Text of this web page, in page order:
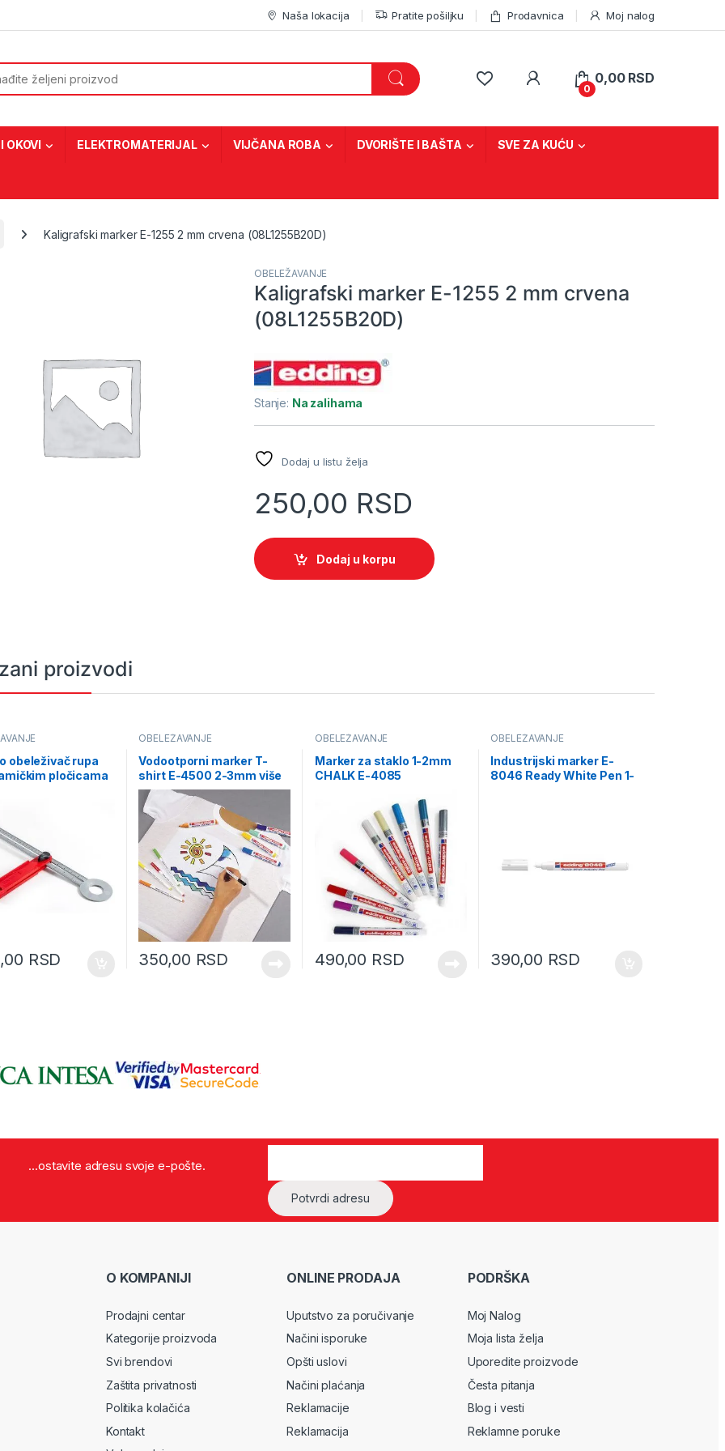
Naša lokacija Pratite pošiljku Prodavnica Moj nalog
0
0,00 RSD
OKOVI ELEKTROMATERIJAL VIJČANA ROBA DVORIŠTE I BAŠTA SVE ZA KUĆU
Kaligrafski marker E-1255 2 mm crvena (08L1255B20D)
OBELEŽAVANJE
Kaligrafski marker E-1255 2 mm crvena
(08L1255B20D)
Stanje: Na zalihama
Dodaj u listu želja
250,00 RSD
Dodaj u korpu
proizvodi
obeleživač rupa
pločicama
RSD
OBELEŽAVANJE
Vodootporni marker T-
shirt E-4500 2-3mm više
boja
350,00 RSD
OBELEŽAVANJE
Marker za staklo 1-2mm
CHALK E-4085
490,00 RSD
OBELEŽAVANJE
Industrijski marker E-
8046 Ready White Pen 1-
390,00 RSD
...ostavite adresu svoje e-pošte.
O KOMPANIJI
Prodajni centar
Kategorije proizvoda
Svi brendovi
Zaštita privatnosti
Politika kolačića
Kontakt
ONLINE PRODAJA
Uputstvo za poručivanje
Načini isporuke
Opšti uslovi
Načini plaćanja
Reklamacije
Reklamacija
PODRŠKA
Moj Nalog
Moja lista želja
Uporedite proizvode
Česta pitanja
Blog i vesti
Reklamne poruke